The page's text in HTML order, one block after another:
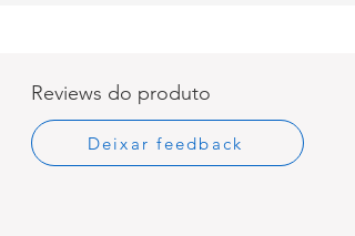
Reviews do produto
Deixar feedback